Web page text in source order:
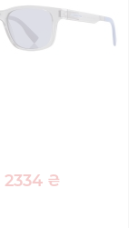
2334 ₴